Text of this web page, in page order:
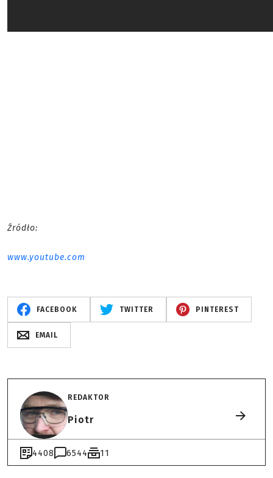
Źródło:
www.youtube.com
FACEBOOK TWITTER PINTEREST
EMAIL
REDAKTOR
Piotr
4408 6544 11